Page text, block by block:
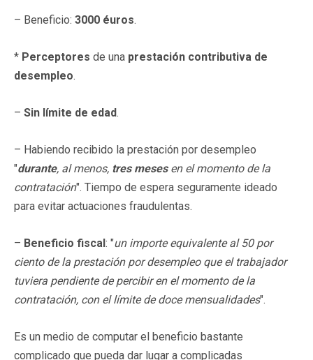
– Beneficio: 3000 éuros.
* Perceptores de una prestación contributiva de
desempleo.
– Sin límite de edad.
– Habiendo recibido la prestación por desempleo
"durante, al menos, tres mesesen el momento de la
contratación". Tiempo de espera seguramente ideado
para evitar actuaciones fraudulentas.
– Beneficio fiscal: "un importe equivalente al 50 por
ciento de la prestación por desempleo que el trabajador
tuviera pendiente de percibir en el momento de la
contratación, con el límite de doce mensualidades".
Es un medio de computar el beneficio bastante
complicado que pueda dar lugar a complicadas